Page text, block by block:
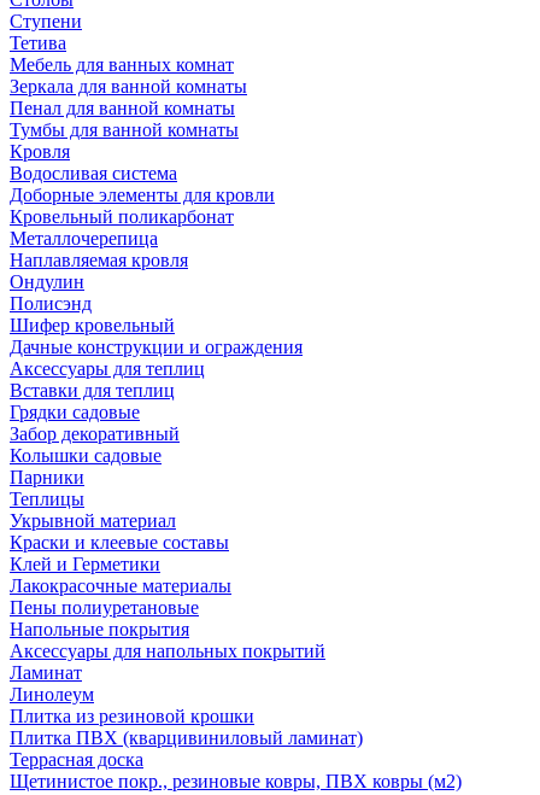
Ступени
Тетива
Мебель для ванных комнат
Зеркала для ванной комнаты
Пенал для ванной комнаты
Тумбы для ванной комнаты
Кровля
Водосливая система
Доборные элементы для кровли
Кровельный поликарбонат
Металлочерепица
Наплавляемая кровля
Ондулин
Полисэнд
Шифер кровельный
Дачные конструкции и ограждения
Аксессуары для теплиц
Вставки для теплиц
Грядки садовые
Забор декоративный
Колышки садовые
Парники
Теплицы
Укрывной материал
Краски и клеевые составы
Клей и Герметики
Лакокрасочные материалы
Пены полиуретановые
Напольные покрытия
Аксессуары для напольных покрытий
Ламинат
Линолеум
Плитка из резиновой крошки
Плитка ПВХ (кварцивиниловый ламинат)
Террасная доска
Щетинистое покр., резиновые ковры, ПВХ ковры (м2)